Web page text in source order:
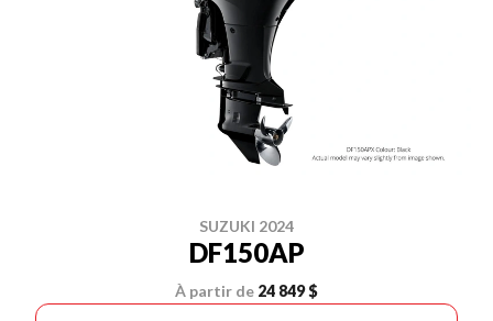
SUZUKI 2024
DF150AP
À partir de 24 849 $